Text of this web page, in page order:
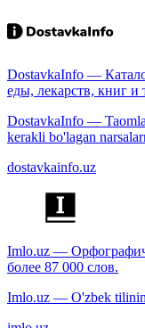
DostavkaInfo —
еды, лекарств, книг и
DostavkaInfo —
kerakli bo'lagan
dostavkainfo.uz
Imlo.uz —
более 87 000 слов.
Imlo.uz — O'zbek